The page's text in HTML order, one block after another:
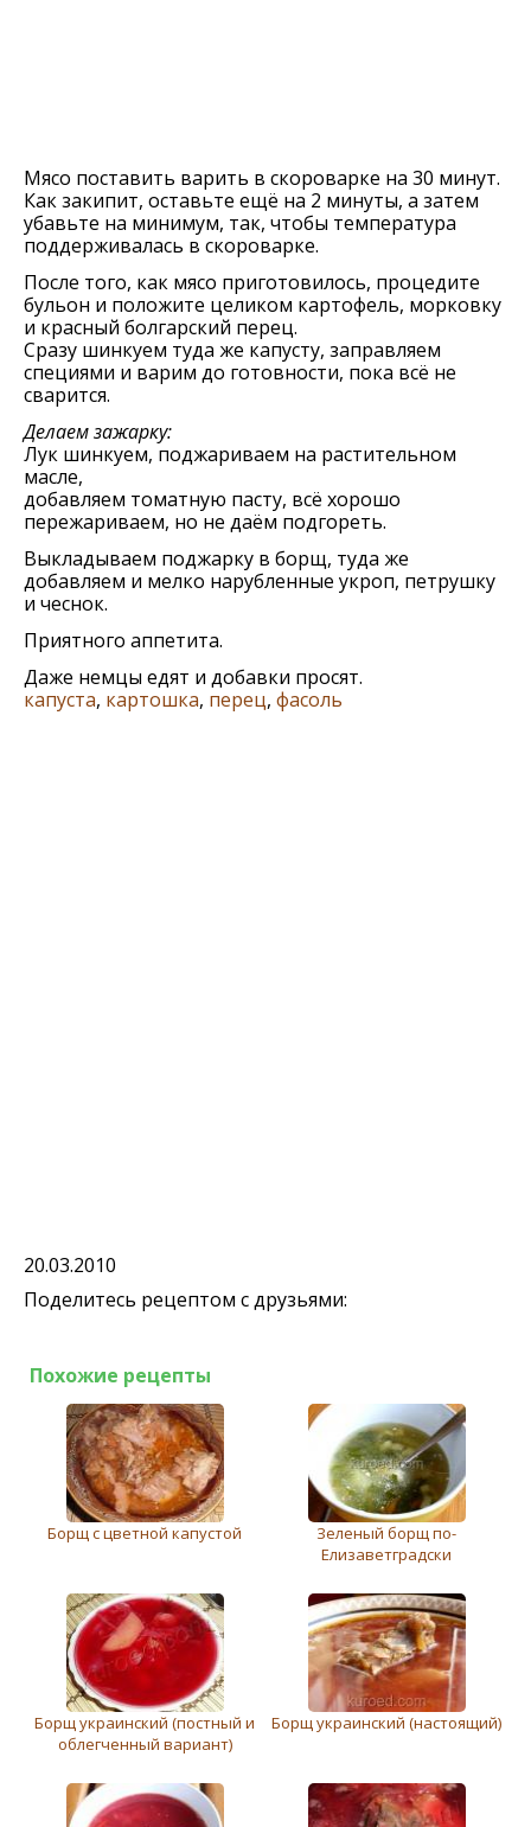
Мясо поставить варить в скороварке на 30 минут.
Как закипит, оставьте ещё на 2 минуты, а затем
убавьте на минимум, так, чтобы температура
поддерживалась в скороварке.
После того, как мясо приготовилось, процедите
бульон и положите целиком картофель, морковку
и красный болгарский перец.
Сразу шинкуем туда же капусту, заправляем
специями и варим до готовности, пока всё не
сварится.
Делаем зажарку:
Лук шинкуем, поджариваем на растительном
масле,
добавляем томатную пасту, всё хорошо
пережариваем, но не даём подгореть.
Выкладываем поджарку в борщ, туда же
добавляем и мелко нарубленные укроп, петрушку
и чеснок.
Приятного аппетита.
Даже немцы едят и добавки просят.
капуста, картошка, перец, фасоль
20.03.2010
Поделитесь рецептом с друзьями:
Похожие рецепты
Борщ с цветной капустой
Зеленый борщ по-
Елизаветградски
Борщ украинский (постный и
облeгченный вариант)
Борщ украинский (настоящий)